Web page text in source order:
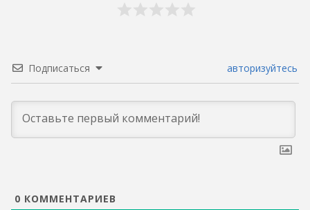
Подписаться авторизуйтесь
0 КОММЕНТАРИЕВ